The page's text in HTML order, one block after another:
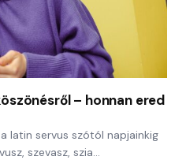
– honnan ered
latin servus szótól napjainkig
szevasz, szia…